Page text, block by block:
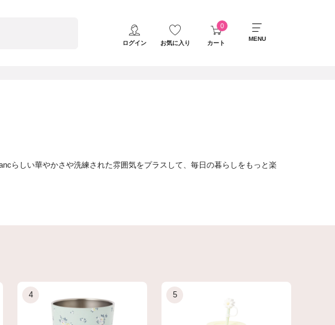
ログイン お気に入り カート
MENU
らしい華やかさや洗練された雰囲気をプラスして、毎日の暮らしをもっと楽